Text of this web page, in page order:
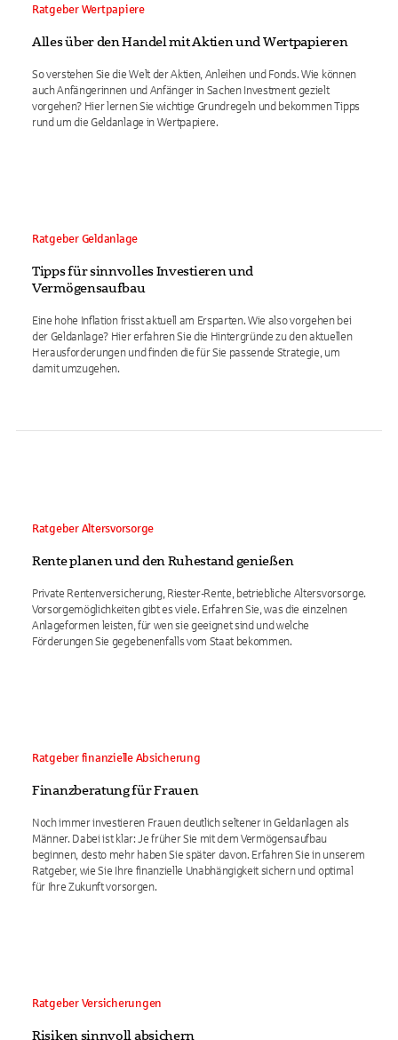
Ratgeber Wertpapiere
Alles über den Handel mit Aktien und Wertpapieren
So verstehen Sie die Welt der Aktien, Anleihen und Fonds. Wie können
auch Anfängerinnen und Anfänger in Sachen Investment gezielt
vorgehen? Hier lernen Sie wichtige Grundregeln und bekommen Tipps
rund um die Geldanlage in Wertpapiere.
Ratgeber Geldanlage
Tipps für sinnvolles Investieren und
Vermögensaufbau
Eine hohe Inflation frisst aktuell am Ersparten. Wie also vorgehen bei
der Geldanlage? Hier erfahren Sie die Hintergründe zu den aktuellen
Herausforderungen und finden die für Sie passende Strategie, um
damit umzugehen.
Ratgeber Altersvorsorge
Rente planen und den Ruhestand genießen
Private Rentenversicherung, Riester-Rente, betriebliche Altersvorsorge.
Vorsorgemöglichkeiten gibt es viele. Erfahren Sie, was die einzelnen
Anlageformen leisten, für wen sie geeignet sind und welche
Förderungen Sie gegebenenfalls vom Staat bekommen.
Ratgeber finanzielle Absicherung
Finanzberatung für Frauen
Noch immer investieren Frauen deutlich seltener in Geldanlagen als
Männer. Dabei ist klar: Je früher Sie mit dem Vermögensaufbau
beginnen, desto mehr haben Sie später davon. Erfahren Sie in unserem
Ratgeber, wie Sie Ihre finanzielle Unabhängigkeit sichern und optimal
für Ihre Zukunft vorsorgen.
Ratgeber Versicherungen
Risiken sinnvoll absichern